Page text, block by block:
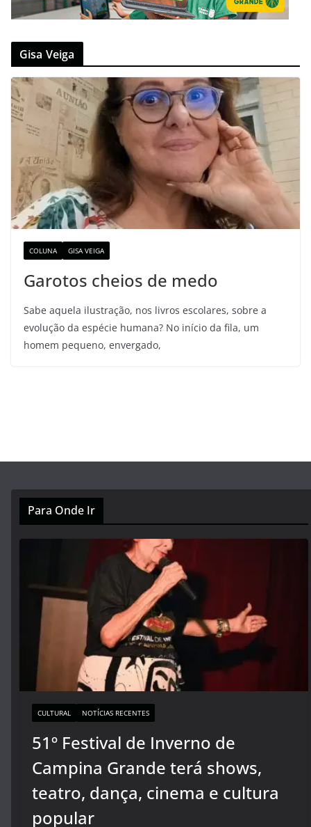
Gisa Veiga
COLUNA GISA VEIGA
Garotos cheios de medo
Sabe aquela ilustração, nos livros escolares, sobre a
evolução da espécie humana? No início da fila, um
homem pequeno, envergado,
Para Onde Ir
CULTURAL NOTÍCIAS RECENTES
51º Festival de Inverno de
Campina Grande terá shows,
teatro, dança, cinema e cultura
popular